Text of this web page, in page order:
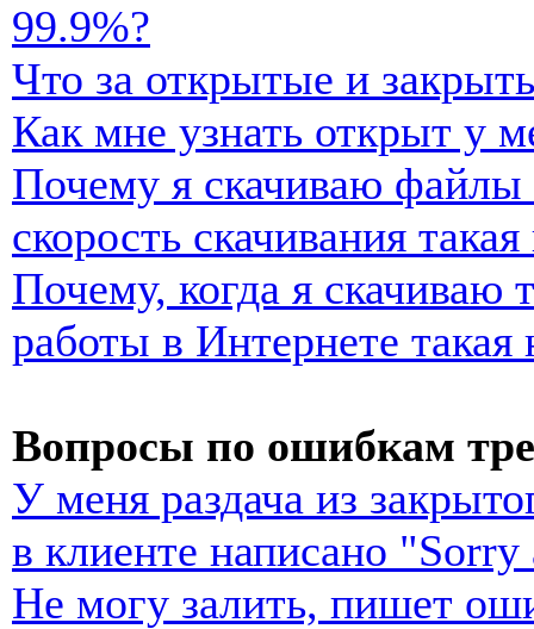
99.9%?
Что за открытые и
Как мне узнать открыт у
Почему я скачиваю
скорость скачивания
Почему, когда я скачиваю
работы в Интернете такая
Вопросы по ошибкам
У меня раздача из
в клиенте написано
Не могу залить, пишет